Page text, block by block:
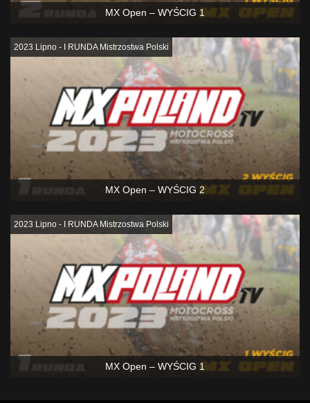
MX Open – WYŚCIG 1
MX Open – WYŚCIG 2
2023 Lipno - I RUNDA Mistrzostwa Polski
MX Open – WYŚCIG 1
2023 Lipno - I RUNDA Mistrzostwa Polski